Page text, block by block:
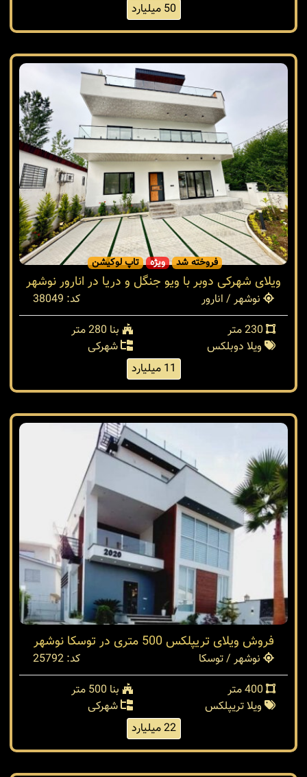
50 میلیارد
فروخته شد ویژه تاپ لوکیشن
ویلای شهرکی دوبر با ویو جنگل و دریا در انارور نوشهر
نوشهر / انارور
کد: 38049
بنا 280 متر
ویلا دوبلکس
شهرکی
11 میلیارد
فروش ویلای تریپلکس 500 متری در توسکا نوشهر
نوشهر / توسکا
کد: 25792
بنا 500 متر
ویلا تریپلکس
شهرکی
22 میلیارد